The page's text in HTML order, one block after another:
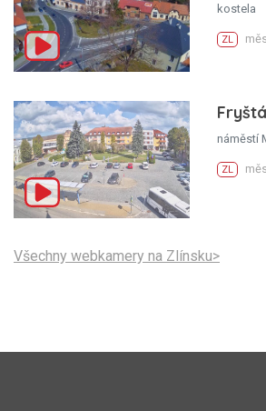
kostela
ZL
náměstí
ZL
Všechny webkamery na Zlínsku>